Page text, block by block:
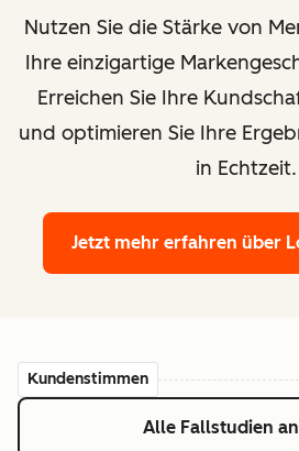
Nutzen Sie die Stärke von
Ihre einzigartige
Erreichen Sie Ihre
und optimieren Sie Ihre
in Echtzeit.
Jetzt mehr erfahren über
Kundenstimmen
Alle Fallstudien